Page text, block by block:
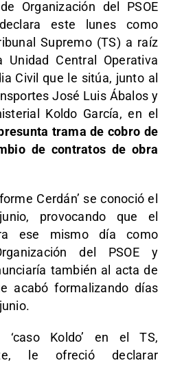
Organización del PSOE
este lunes como
Supremo (TS) a raíz
Central Operativa
Civil que le sitúa, junto al
José Luis Ábalos y
Koldo García, en el
trama de cobro de
de contratos de obra
Cerdán’ se conoció el
provocando que el
ese mismo día como
del PSOE y
también al acta de
acabó formalizando días
Koldo’ en el TS,
le ofreció declarar